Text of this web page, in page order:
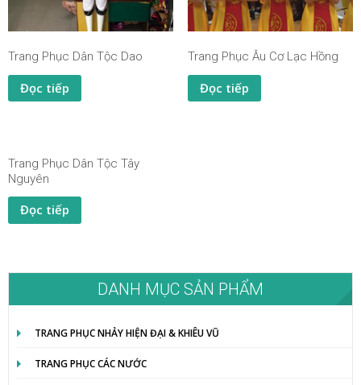
Trang Phục Dân Tộc Dao
Đọc tiếp
Trang Phục Âu Cơ Lạc Hồng
Đọc tiếp
Trang Phục Dân Tộc Tây
Nguyên
Đọc tiếp
DANH MỤC SẢN PHẨM
TRANG PHỤC NHẢY HIỆN ĐẠI & KHIÊU VŨ
TRANG PHỤC CÁC NƯỚC